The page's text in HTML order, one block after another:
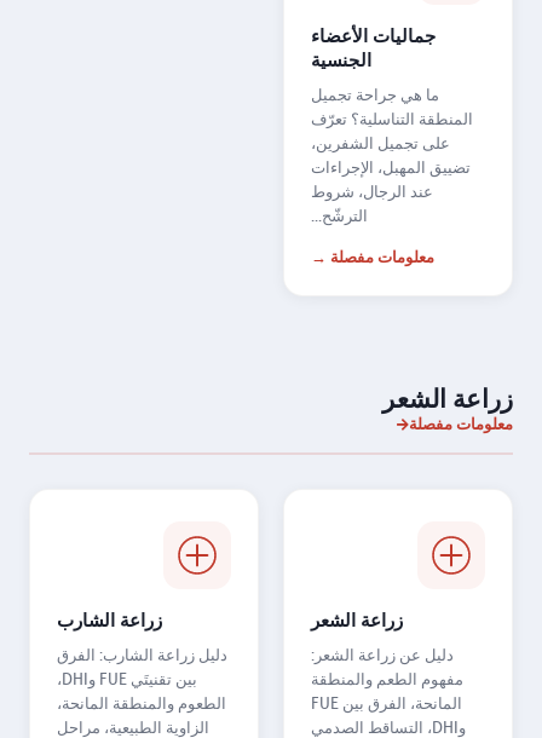
جماليات الأعضاء
الجنسية
ما هي جراحة تجميل
المنطقة التناسلية؟ تعرّف
على تجميل الشفرين،
تضييق المهبل، الإجراءات
عند الرجال، شروط
الترشّح...
معلومات مفصلة →
زراعة الشعر
معلومات مفصلة
زراعة الشعر
دليل عن زراعة الشعر:
مفهوم الطعم والمنطقة
المانحة، الفرق بين FUE
وDHI، التساقط الصدمي
زراعة الشارب
دليل زراعة الشارب: الفرق
بين تقنيتَي FUE وDHI،
الطعوم والمنطقة المانحة،
الزاوية الطبيعية، مراحل